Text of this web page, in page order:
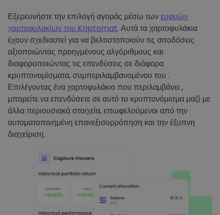
Εξερευνήστε την επιλογή αγοράς μέσω τωνευφυών
χαρτοφυλακίων του Kriptomat. Αυτά τα χαρτοφυλάκια
έχουν σχεδιαστεί για να βελτιστοποιούν τις αποδόσεις
αξιοποιώντας προηγμένους αλγόριθμους και
διαφοροποιώντας τις επενδύσεις σε διάφορα
κρυπτονομίσματα, συμπεριλαμβανομένου του .
Επιλέγοντας ένα χαρτοφυλάκιο που περιλαμβάνει ,
μπορείτε να επενδύσετε σε αυτό το κρυπτονόμισμα μαζί με
άλλα περιουσιακά στοιχεία, επωφελούμενοι από την
αυτοματοποιημένη επανεξισορρόπηση και την έξυπνη
διαχείριση.